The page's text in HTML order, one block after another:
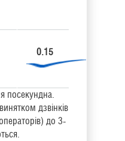
0.15
посекундна.
дзвінків
до 3-